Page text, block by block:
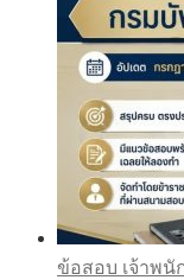
ข้อสอบ เจ้าพนั